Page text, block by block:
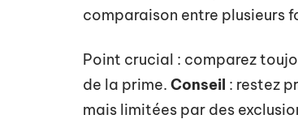
comparaison entre plusieurs
Point crucial : comparez
de la prime. Conseil : restez
mais limitées par des